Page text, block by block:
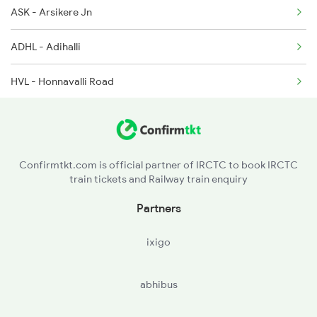
20675 Seat Availability
11021 Seat Availability
20690 Seat Availability
ASK - Arsikere Jn
ADHL - Adihalli
HVL - Honnavalli Road
SSNH - Shri Sharda Nagar
BNK - Bana Shankari H
Confirmtkt.com is official partner of IRCTC to book IRCTC
train tickets and Railway train enquiry
Partners
ixigo
abhibus